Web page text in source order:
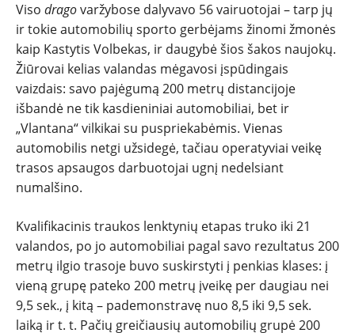
PATARIMAI
ĮVAIRENYBĖS
Viso dragovaržybose dalyvavo 56 vairuotojai – tarp jų
ir tokie automobilių sporto gerbėjams žinomi žmonės
kaip Kastytis Volbekas, ir daugybė šios šakos naujokų.
Žiūrovai kelias valandas mėgavosi įspūdingais
vaizdais: savo pajėgumą 200 metrų distancijoje
išbandė ne tik kasdieniniai automobiliai, bet ir
„Vlantana“ vilkikai su puspriekabėmis. Vienas
automobilis netgi užsidegė, tačiau operatyviai veikę
trasos apsaugos darbuotojai ugnį nedelsiant
numalšino.
Kvalifikacinis traukos lenktynių etapas truko iki 21
valandos, po jo automobiliai pagal savo rezultatus 200
metrų ilgio trasoje buvo suskirstyti į penkias klases: į
vieną grupę pateko 200 metrų įveikę per daugiau nei
9,5 sek., į kitą – pademonstravę nuo 8,5 iki 9,5 sek.
laiką ir t. t. Pačių greičiausių automobilių grupė 200